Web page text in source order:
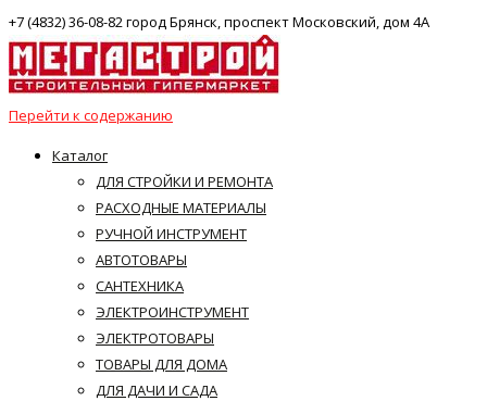
+7 (4832) 36-08-82 город Брянск, проспект Московский, дом 4А
Перейти к содержанию
Каталог
ДЛЯ СТРОЙКИ И РЕМОНТА
РАСХОДНЫЕ МАТЕРИАЛЫ
РУЧНОЙ ИНСТРУМЕНТ
АВТОТОВАРЫ
САНТЕХНИКА
ЭЛЕКТРОИНСТРУМЕНТ
ЭЛЕКТРОТОВАРЫ
ТОВАРЫ ДЛЯ ДОМА
ДЛЯ ДАЧИ И САДА